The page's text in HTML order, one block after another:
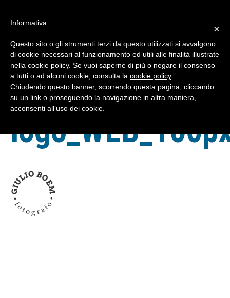
#WIS22
Home
Forum 2023
GB-
×
Informativa
Questo sito o gli strumenti terzi da questo utilizzati si avvalgono
di cookie necessari al funzionamento ed utili alle finalità illustrate
nella cookie policy. Se vuoi saperne di più o negare il consenso
a tutti o ad alcuni cookie, consulta la cookie policy.
Chiudendo questo banner, scorrendo questa pagina, cliccando
su un link o proseguendo la navigazione in altra maniera,
acconsenti all’uso dei cookie.